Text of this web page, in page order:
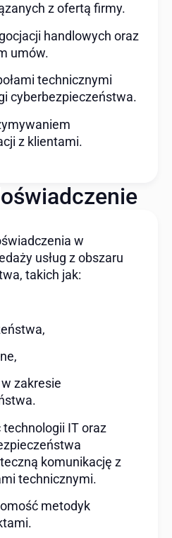
z ofertą firmy.
handlowych oraz
umów.
technicznymi
cyberbezpieczeństwa.
z klientami.
w
usług z obszaru
takich jak:
zakresie
IT oraz
komunikację z
technicznymi.
metodyk